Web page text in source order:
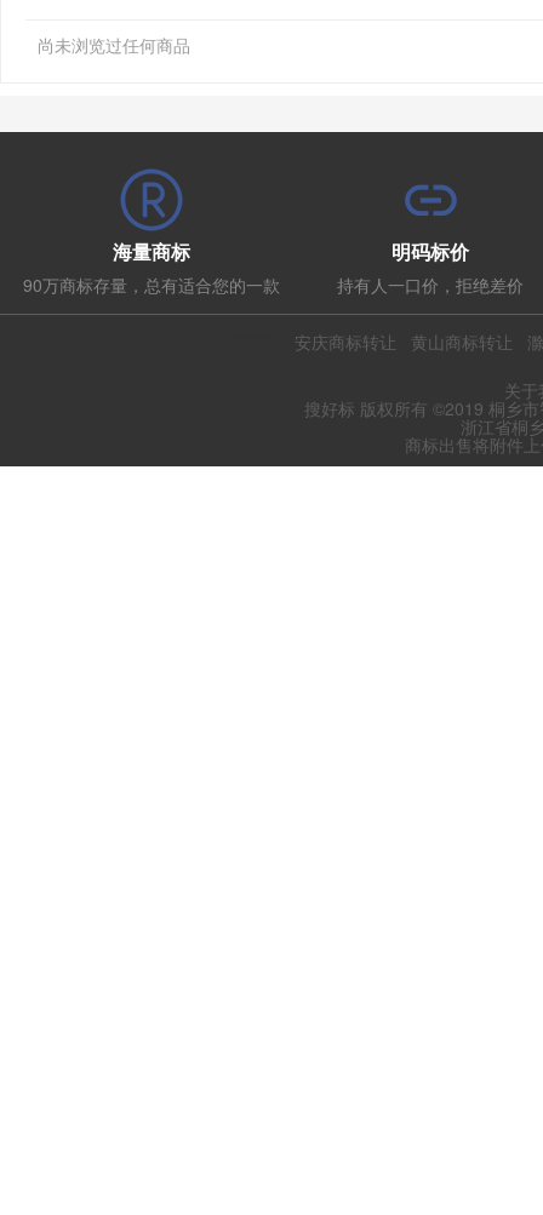
尚未浏览过任何商品
海量商标
90万商标存量，总有适合您的一款
明码标价
持有人一口价，拒绝差价
安庆商标转让 黄山商标转让
关
搜好标 版权所有 ©2019 桐乡
浙江省桐
商标出售将附件